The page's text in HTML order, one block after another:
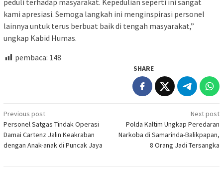
peduli terhadap masyarakat. Kepedulian seperti ini sangat
kami apresiasi. Semoga langkah ini menginspirasi personel
lainnya untuk terus berbuat baik di tengah masyarakat,”
ungkap Kabid Humas.
pembaca: 148
SHARE
Post
navigation
Previous post
Personel Satgas Tindak Operasi
Damai Cartenz Jalin Keakraban
dengan Anak-anak di Puncak Jaya
Next post
Polda Kaltim Ungkap Peredaran
Narkoba di Samarinda-Balikpapan,
8 Orang Jadi Tersangka